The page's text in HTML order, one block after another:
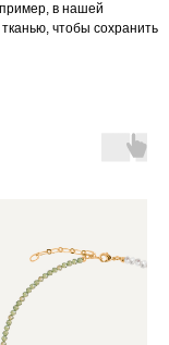
в нашей
чтобы сохранить